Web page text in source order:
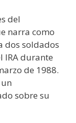
del
narra como
dos soldados
IRA durante
de 1988.
sobre su